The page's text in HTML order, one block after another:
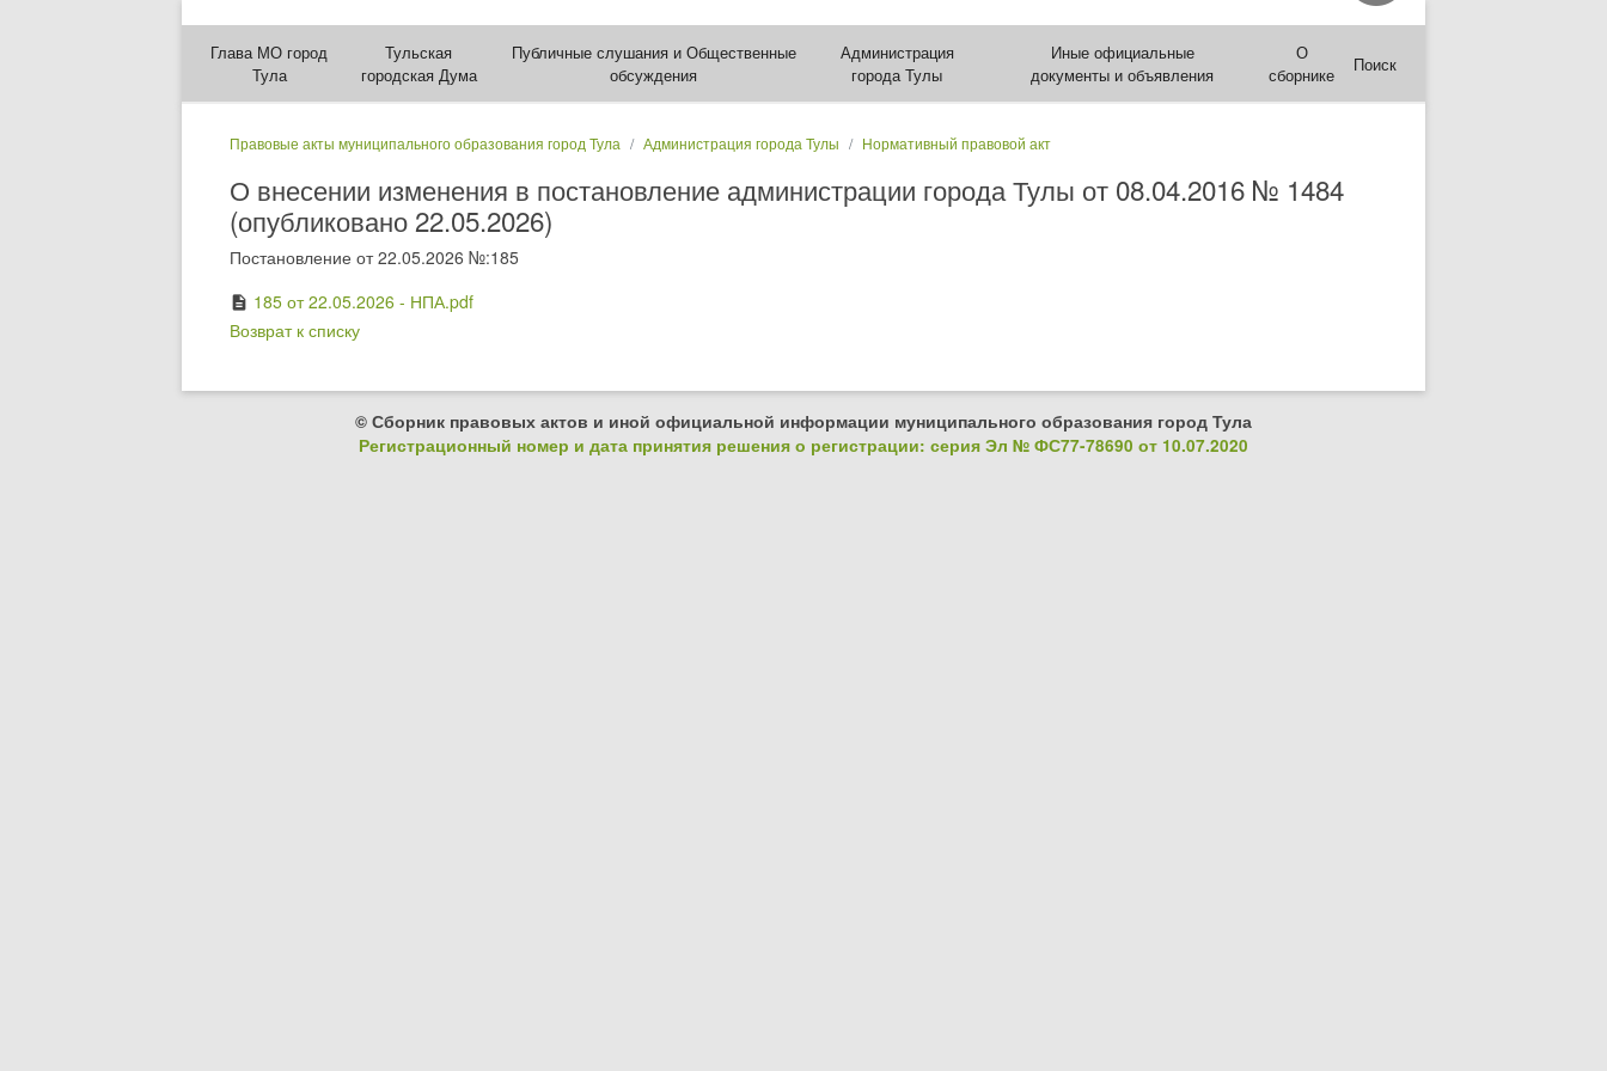
Глава МО город
Тула
Тульская
городская Дума
Публичные слушания и Общественные
обсуждения
Администрация
города Тулы
Иные официальные
документы и объявления
О
сборнике
Поиск
Правовые акты муниципального образования город Тула Администрация города Тулы Нормативный правовой акт
О внесении изменения в постановление администрации города Тулы от 08.04.2016 № 1484
(опубликовано 22.05.2026)
Постановление от 22.05.2026 №:185
description 185 от 22.05.2026 - НПА.pdf
Возврат к списку
© Сборник правовых актов и иной официальной информации муниципального образования город Тула
Регистрационный номер и дата принятия решения о регистрации: серия Эл № ФС77-78690 от 10.07.2020